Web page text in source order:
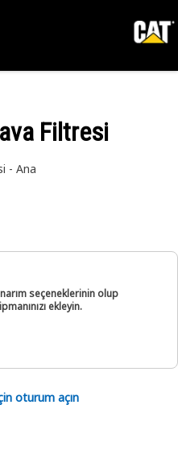
Filtresi
- Ana
seçeneklerinin olup
ekleyin.
oturum açın